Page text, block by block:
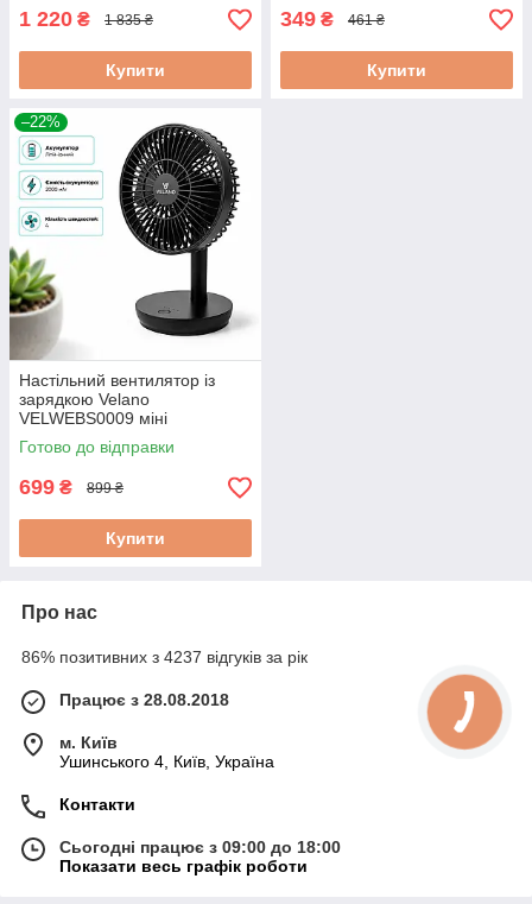
1 220 ₴ 1 835 ₴
Купити
349 ₴ 461 ₴
Купити
–22%
Настільний вентилятор із
зарядкою Velano
VELWEBS0009 міні
вентилятор для офісу
Готово до відправки
699 ₴ 899 ₴
Купити
Про нас
86% позитивних з 4237 відгуків за рік
Працює з 28.08.2018
м. Київ
Ушинського 4, Київ, Україна
Контакти
Сьогодні працює з 09:00 до 18:00
Показати весь графік роботи